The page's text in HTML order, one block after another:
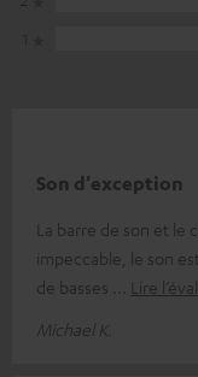
Son d'exception
La barre de son et
impeccable, le son
de basses
Lire
Michael K.